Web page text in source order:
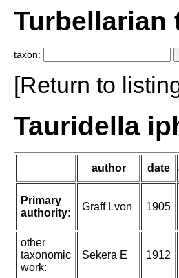
Turbellarian
taxon:
[Return to
Tauridella
author date
Primary
authority:
Graff Lvon
1905
other
taxonomic
work:
Sekera E
1912